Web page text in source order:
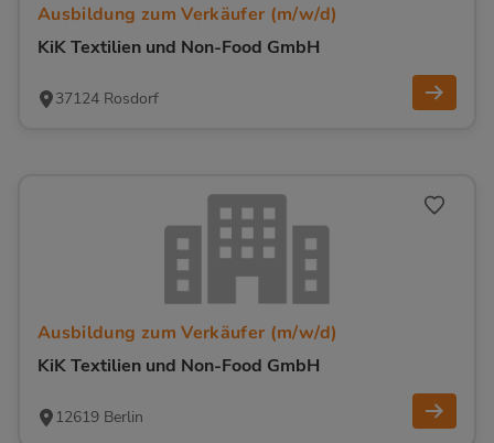
Ausbildung zum Verkäufer (m/w/d)
KiK Textilien und Non-Food GmbH
37124 Rosdorf
Ausbildung zum Verkäufer (m/w/d)
KiK Textilien und Non-Food GmbH
12619 Berlin